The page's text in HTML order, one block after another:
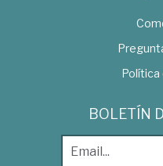
Política
BOLETÍN